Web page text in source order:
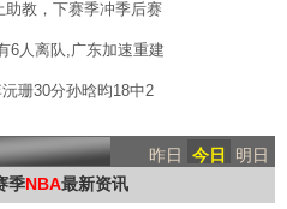
教，下赛季冲季后赛
6人离队,广东加速重建
珊30分孙晗昀18中2
昨日 今日
明日
季NBA最新资讯